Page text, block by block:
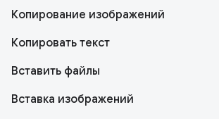
Копирование изображений
Копировать текст
Вставить файлы
Вставка изображений